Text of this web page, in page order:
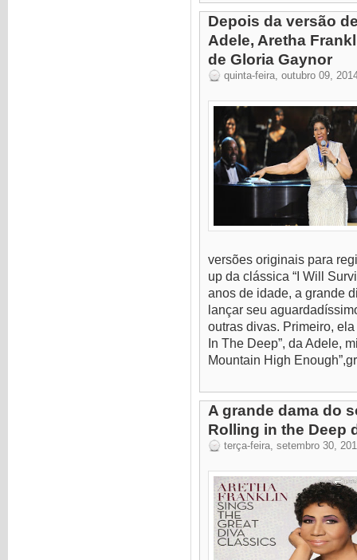
Depois da versão
Adele, Aretha
de Gloria Gaynor
quinta-feira, outubro 09,
versões originais para
up da clássica “I Will
anos de idade, a grande
lançar seu
outras divas. Primeiro,
In The Deep”, da Adele,
Mountain High
A grande dama do
Rolling in the Deep
terça-feira, setembro 30,